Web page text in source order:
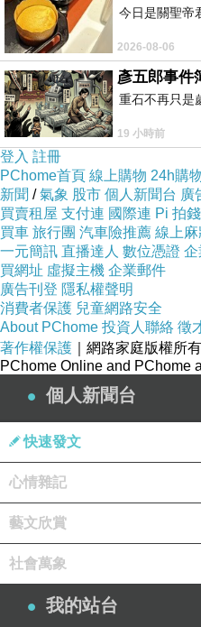
萊茵河 東岸的七座
可搭乘登山電車。從車
人的文化水平。過了電
眼底。
今日是關聖帝
2026-08-06
彥五郎事件
重石不再只是
19 小時前
登入 註冊
PChome首頁 線上購物 24h購
新聞 /氣象 股市 個人新聞台 廣
買賣租屋 支付連 國際連 Pi 拍
買車 旅行團 汽車險推薦 線上麻
一元簡訊 直播達人 數位憑證 企
買網址 虛擬主機 企業郵件
廣告刊登 隱私權聲明
消費者保護 兒童網路安全
About PChome 投資人聯絡 徵
著作權保護 ｜網路家庭版權所
PChome Online and PChome
個人新聞台
快速發文
心情雜記
藝文欣賞
社會萬象
我的站台